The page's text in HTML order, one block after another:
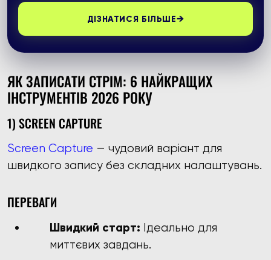
ДІЗНАТИСЯ БІЛЬШЕ→
ЯК ЗАПИСАТИ СТРІМ: 6 НАЙКРАЩИХ
ІНСТРУМЕНТІВ 2026 РОКУ
1) SCREEN CAPTURE
Screen Capture — чудовий варіант для
швидкого запису без складних налаштувань.
ПЕРЕВАГИ
Швидкий старт: Ідеально для
миттєвих завдань.